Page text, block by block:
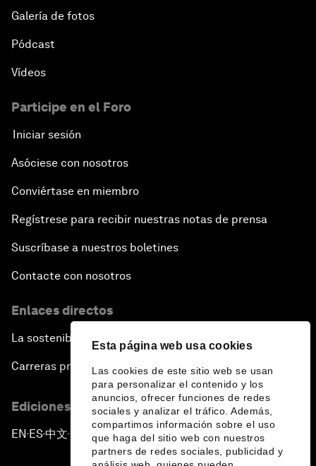
Esta página web usa cookies
Las cookies de este sitio web se usan
para personalizar el contenido y los
anuncios, ofrecer funciones de redes
sociales y analizar el tráfico. Además,
compartimos información sobre el uso
que haga del sitio web con nuestros
partners de redes sociales, publicidad y
Galería de fotos
Pódcast
Vídeos
Participe en el Foro
Iniciar sesión
Asóciese con nosotros
Conviértase en miembro
Regístrese para recibir nuestras notas de prensa
Suscríbase a nuestros boletines
Contacte con nosotros
Enlaces directos
La sostenibilidad en el Foro
Carreras profesionales
Ediciones en otros idiomas
EN ▪ES▪中文▪ 日本語